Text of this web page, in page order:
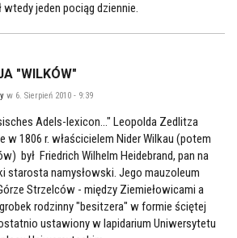
jeden pociąg dziennie.
"WILKÓW"
w 6. Sierpień 2010 - 9:39
Adels-lexicon..." Leopolda Zedlitza
w 1806 r. właścicielem Nider Wilkau (potem
był Friedrich Wilhelm Heidebrand, pan na
starosta namysłowski. Jego mauzoleum
Strzelców - między Ziemiełowicami a
rodzinny "besitzera" w formie ściętej
ustawiony w lapidarium Uniwersytetu